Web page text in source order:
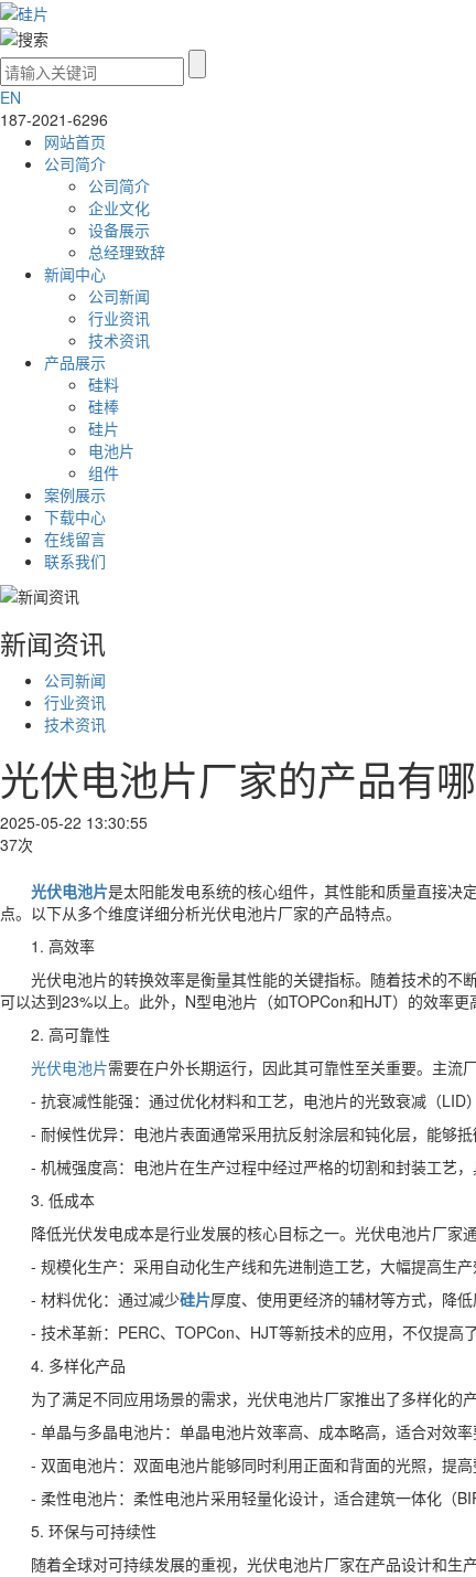
EN
187-2021-6296
网站首页
公司简介
公司简介
企业文化
设备展示
总经理致辞
新闻中心
公司新闻
行业资讯
技术资讯
产品展示
硅料
硅棒
硅片
电池片
组件
案例展示
下载中心
在线留言
联系我们
新闻资讯
公司新闻
行业资讯
技术资讯
光伏电池片厂家的产品有哪
2025-05-22 13:30:55
37次
光伏电池片是太阳能发电系统的核心组件，其性能和质量直接决
点。以下从多个维度详细分析光伏电池片厂家的产品特点。
1. 高效率
光伏电池片的转换效率是衡量其性能的关键指标。随着技术的
可以达到23%以上。此外，N型电池片（如TOPCon和HJT）的效率
2. 高可靠性
光伏电池片需要在户外长期运行，因此其可靠性至关重要。主流
- 抗衰减性能强：通过优化材料和工艺，电池片的光致衰减（LID
- 耐候性优异：电池片表面通常采用抗反射涂层和钝化层，能够
- 机械强度高：电池片在生产过程中经过严格的切割和封装工艺
3. 低成本
降低光伏发电成本是行业发展的核心目标之一。光伏电池片厂家
- 规模化生产：采用自动化生产线和先进制造工艺，大幅提高生产
- 材料优化：通过减少硅片厚度、使用更经济的辅材等方式，降
- 技术革新：PERC、TOPCon、HJT等新技术的应用，不仅提高
4. 多样化产品
为了满足不同应用场景的需求，光伏电池片厂家推出了多样化的产
- 单晶与多晶电池片：单晶电池片效率高、成本略高，适合对效
- 双面电池片：双面电池片能够同时利用正面和背面的光照，提
- 柔性电池片：柔性电池片采用轻量化设计，适合建筑一体化（
5. 环保与可持续性
随着全球对可持续发展的重视，光伏电池片厂家在产品设计和生